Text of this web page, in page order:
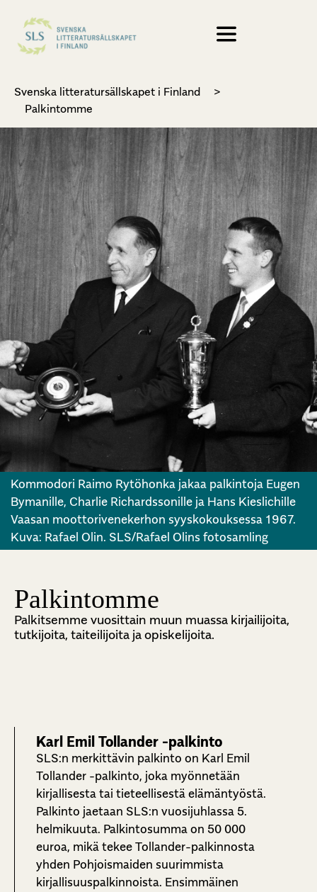
Svenska litteratursällskapet i Finland
>
Palkintomme
Kommodori Raimo Rytöhonka jakaa palkintoja Eugen
Bymanille, Charlie Richardssonille ja Hans Kieslichille
Vaasan moottorivenekerhon syyskokouksessa 1967.
Kuva: Rafael Olin. SLS/Rafael Olins fotosamling
Palkintomme
Palkitsemme vuosittain muun muassa kirjailijoita,
tutkijoita, taiteilijoita ja opiskelijoita.
Karl Emil Tollander -palkinto
SLS:n merkittävin palkinto on Karl Emil
Tollander -palkinto, joka myönnetään
kirjallisesta tai tieteellisestä elämäntyöstä.
Palkinto jaetaan SLS:n vuosijuhlassa 5.
helmikuuta. Palkintosumma on 50 000
euroa, mikä tekee Tollander-palkinnosta
yhden Pohjoismaiden suurimmista
kirjallisuuspalkinnoista. Ensimmäinen